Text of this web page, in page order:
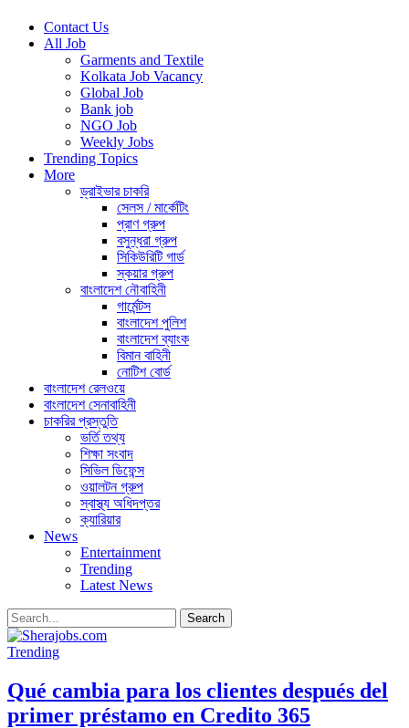
Contact Us
All Job
Garments and Textile
Kolkata Job Vacancy
Global Job
Bank job
NGO Job
Weekly Jobs
Trending Topics
More
ড্রাইভার চাকরি
সেলস / মার্কেটিং
প্রাণ গ্রুপ
বসুন্ধরা গ্রুপ
সিকিউরিটি গার্ড
স্কয়ার গ্রুপ
বাংলাদেশ নৌবাহিনী
গার্মেন্টস
বাংলাদেশ পুলিশ
বাংলাদেশ ব্যাংক
বিমান বাহিনী
নোটিশ বোর্ড
বাংলাদেশ রেলওয়ে
বাংলাদেশ সেনাবাহিনী
চাকরির প্রস্তুতি
ভর্তি তথ্য
শিক্ষা সংবাদ
সিভিল ডিফেন্স
ওয়ালটন গ্রুপ
স্বাস্থ্য অধিদপ্তর
ক্যারিয়ার
News
Entertainment
Trending
Latest News
Trending
Qué cambia para los clientes después del
primer préstamo en Credito 365